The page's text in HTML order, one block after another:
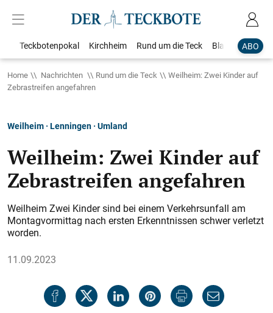
ABO
Teckbotenpokal Kirchheim Rund um die Teck Blaulicht
Home Nachrichten Rund um die Teck
Weilheim: Zwei Kinder auf
Zebrastreifen angefahren
Weilheim · Lenningen · Umland
Weilheim: Zwei Kinder auf
Zebrastreifen angefahren
Weilheim Zwei Kinder sind bei einem Verkehrsunfall am
Montagvormittag nach ersten Erkenntnissen schwer verletzt
worden.
11.09.2023